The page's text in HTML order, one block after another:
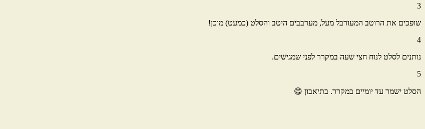
3
שופכים את הרוטב המעורבל מעל, מערבבים היטב והסלט (כמעט) מוכן!
4
נותנים לסלט לנוח חצי שעה במקרר לפני שמגישים.
5
הסלט ישמר עד יומיים במקרר. בתיאבון 😋